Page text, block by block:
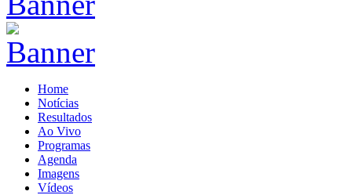
Home
Notícias
Resultados
Ao Vivo
Programas
Agenda
Imagens
Vídeos